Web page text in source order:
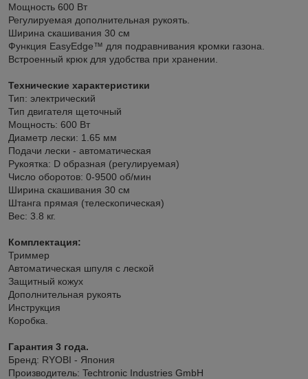
Мощность 600 Вт
Регулируемая дополнительная рукоять.
Ширина скашивания 30 см
Функция EasyEdge™ для подравнивания кромки газона.
Встроенный крюк для удобства при хранении.
Технические характеристики
Тип: электрический
Тип двигателя щеточный
Мощность: 600 Вт
Диаметр лески: 1.65 мм
Подачи лески - автоматическая
Рукоятка: D образная (регулируемая)
Число оборотов: 0-9500 об/мин
Ширина скашивания 30 см
Штанга прямая (телескопическая)
Вес: 3.8 кг.
Комплектация:
Триммер
Автоматическая шпуля с леской
Защитный кожух
Дополнительная рукоять
Инструкция
Коробка.
Гарантия 3 года.
Бренд: RYOBI - Япония
Производитель: Techtronic Industries GmbH